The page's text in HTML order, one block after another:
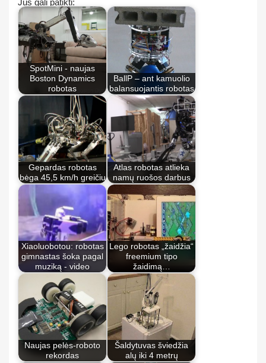
Jus gali patikti:
SpotMini - naujas
Boston Dynamics
robotas
BallP – ant kamuolio
balansuojantis robotas
Gepardas robotas
bėga 45,5 km/h greičiu
Atlas robotas atlieka
namų ruošos darbus
Xiaoluobotou: robotas
gimnastas šoka pagal
muziką - video
Lego robotas „žaidžia“
freemium tipo
žaidimą…
Naujas pelės-roboto
rekordas
Šaldytuvas šviedžia
alų iki 4 metrų